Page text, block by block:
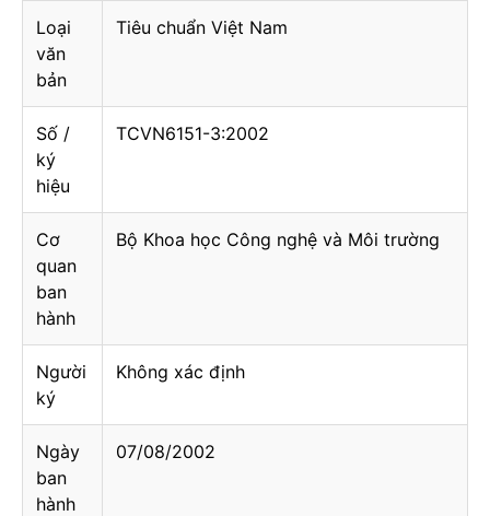
Loại
văn
bản
Tiêu chuẩn Việt Nam
Số /
ký
hiệu
TCVN6151-3:2002
Cơ
quan
ban
hành
Bộ Khoa học Công nghệ và Môi trường
Người
ký
Không xác định
Ngày
ban
hành
07/08/2002